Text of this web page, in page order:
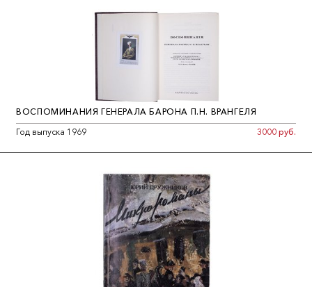
ВОСПОМИНАНИЯ ГЕНЕРАЛА БАРОНА П.Н. ВРАНГЕЛЯ
Год выпуска 1969
3000 руб.